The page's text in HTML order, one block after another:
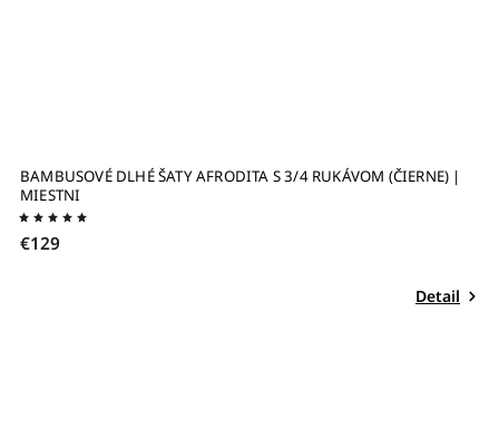
BAMBUSOVÉ DLHÉ ŠATY AFRODITA S 3/4 RUKÁVOM (ČIERNE) |
MIESTNI
€129
Detail